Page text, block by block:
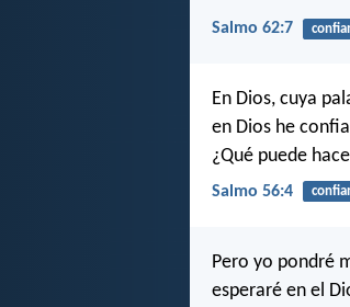
Salmo 62:7
En Dios, cuya
en Dios he
¿Qué puede
Salmo 56:4
Pero yo pondré
esperaré en el